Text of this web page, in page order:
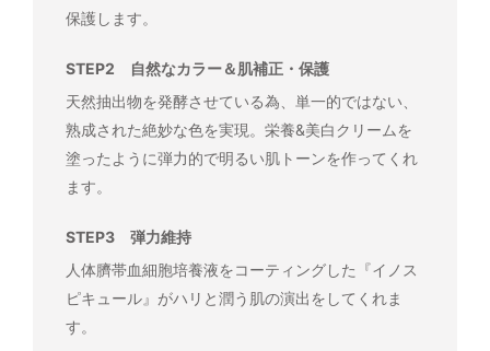
保護します。
STEP2 自然なカラー＆肌補正・保護
天然抽出物を発酵させている為、単一的ではない、
熟成された絶妙な色を実現。栄養&美白クリームを
塗ったように弾力的で明るい肌トーンを作ってくれ
ます。
STEP3 弾力維持
人体臍帯血細胞培養液をコーティングした『イノス
ピキュール』がハリと潤う肌の演出をしてくれま
す。